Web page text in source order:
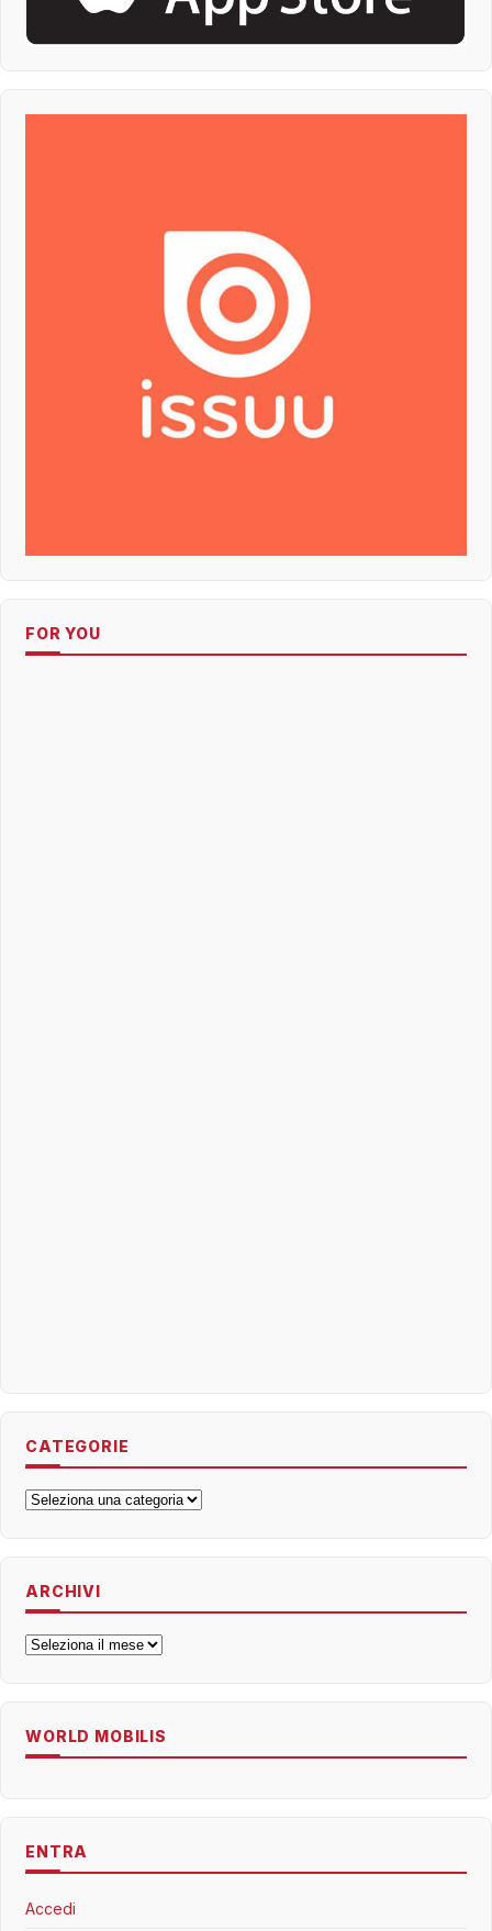
FOR YOU
CATEGORIE
Categorie
ARCHIVI
Archivi
WORLD MOBILIS
ENTRA
Accedi